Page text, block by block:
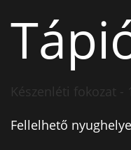
Készenléti fokozat - 1
Fellelhető